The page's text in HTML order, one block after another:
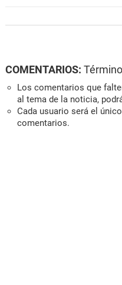
COMENTARIOS:
Los comentarios que
al tema de la noticia,
Cada usuario será el
comentarios.